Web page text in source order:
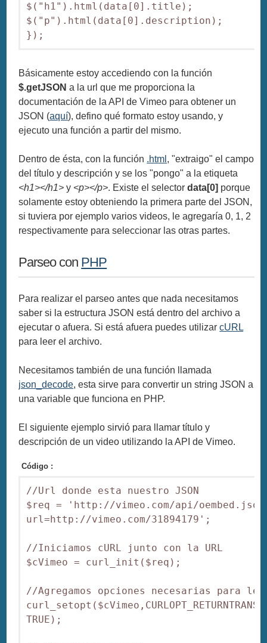
$("h1").html(data[0].title);
$("p").html(data[0].description);
});
Básicamente estoy accediendo con la función
$.getJSON a la url que me proporciona la
documentación de la API de Vimeo para obtener un
JSON (aquí), defino qué formato estoy usando, y
ejecuto una función a partir del mismo.
Dentro de ésta, con la función .html , "extraigo" el campo
del título y descripción y se los "pongo" a la etiqueta
<h1></h1> y <p></p>. Existe el selectordata[0] porque
solamente estoy obteniendo la primera parte del JSON,
si tuviera por ejemplo varios videos, le agregaría 0, 1, 2
respectivamente para seleccionar las otras partes.
Parseo con PHP
Para realizar el parseo antes que nada necesitamos
saber si la estructura JSON está dentro del archivo a
ejecutar o afuera. Si está afuera puedes utilizarcURL
para leer el archivo.
Necesitamos también de una función llamada
json_decode, esta sirve para convertir un string JSON a
una variable que funciona en PHP.
El siguiente ejemplo sirvió para llamar título y
descripción de un video utilizando la API de Vimeo.
Código :
//Url donde esta nuestro JSON
$req = 'http://vimeo.com/api/
url=http://vimeo.com/31894179';
//Iniciamos cURL junto con la URL
$cVimeo = curl_init($req);
//Agregamos opciones necesarias para
TRUE);